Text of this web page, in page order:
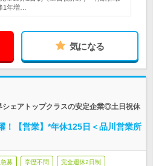
1年増…
気になる
シェアトップクラスの安定企業◎土日祝休
！【営業】*年休125日＜品川営業所
急募 学歴不問 完全週休2日制